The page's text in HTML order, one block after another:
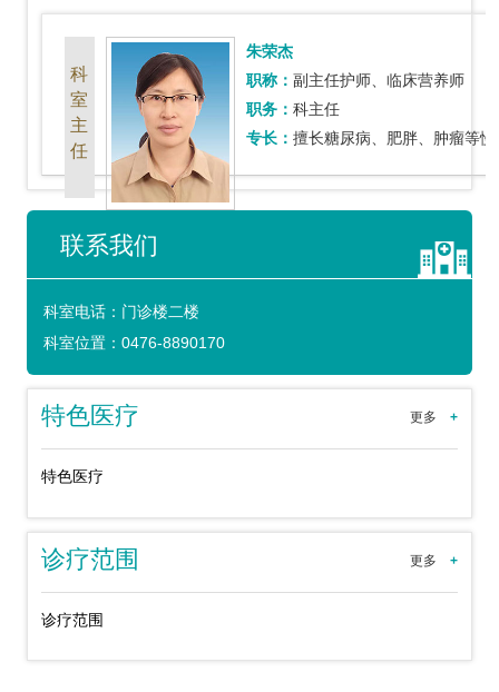
科
室
主
任
朱荣杰
职称： 副主任护师、临床营养师
职务： 科主任
专长： 擅长糖尿病、肥胖、肿瘤等慢性病的营养诊疗工作，精通各类食物的营养
联系我们
科室电话： 门诊楼二楼
科室位置： 0476-8890170
更多+
特色医疗
特色医疗
更多+
诊疗范围
诊疗范围